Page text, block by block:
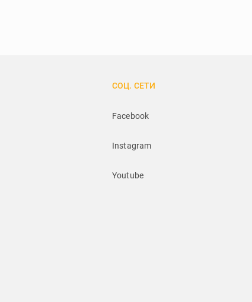
СОЦ. СЕТИ
Facebook
Instagram
Youtube